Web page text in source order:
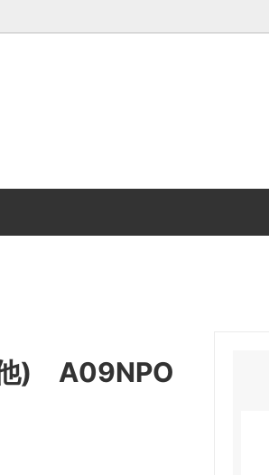
他) A09NPO